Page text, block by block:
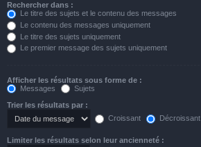
Rechercher dans :
Le titre des sujets et le contenu des messages
Le contenu des messages uniquement
Le titre des sujets uniquement
Le premier message des sujets uniquement
Afficher les résultats sous forme de :
Messages
Sujets
Trier les résultats par :
Croissant
Décroissant
Limiter les résultats selon leur ancienneté :